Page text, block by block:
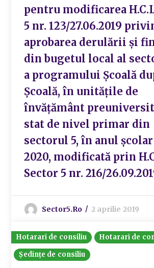
pentru modificarea
5 nr. 123/27.06.2019
aprobarea derulării și
din bugetul local al
a programului Școală
Școală, în unitățile de
învățământ
stat de nivel primar din
sectorul 5, în anul școlar
2020, modificată prin
Sector 5 nr. 216/
Sector5.ro 2 aprilie 2019
Hotarari de consiliu
Hotarari de
Ședințe de consiliu